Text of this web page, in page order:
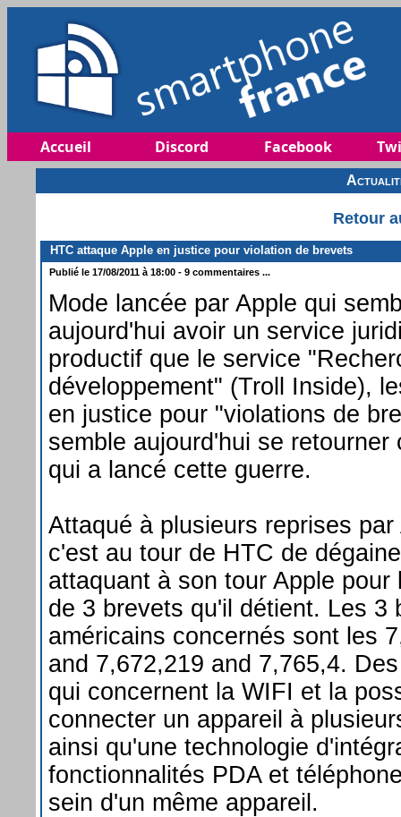
Accueil Discord Facebook
Retour
HTC attaque Apple en justice pour violation de brevets
Publié le 17/08/2011 à 18:00 - 9 commentaires ...
Mode lancée par Apple qui
aujourd'hui avoir un service
productif que le service
développement" (Troll Inside),
en justice pour "violations de
semble aujourd'hui se retourner
qui a lancé cette guerre.
Attaqué à plusieurs reprises par
c'est au tour de HTC de
attaquant à son tour Apple pour
de 3 brevets qu'il détient. Les 3
américains concernés sont les
and 7,672,219 and 7,765,4.
qui concernent la WIFI et la
connecter un appareil à
ainsi qu'une technologie
fonctionnalités PDA et
sein d'un même appareil.